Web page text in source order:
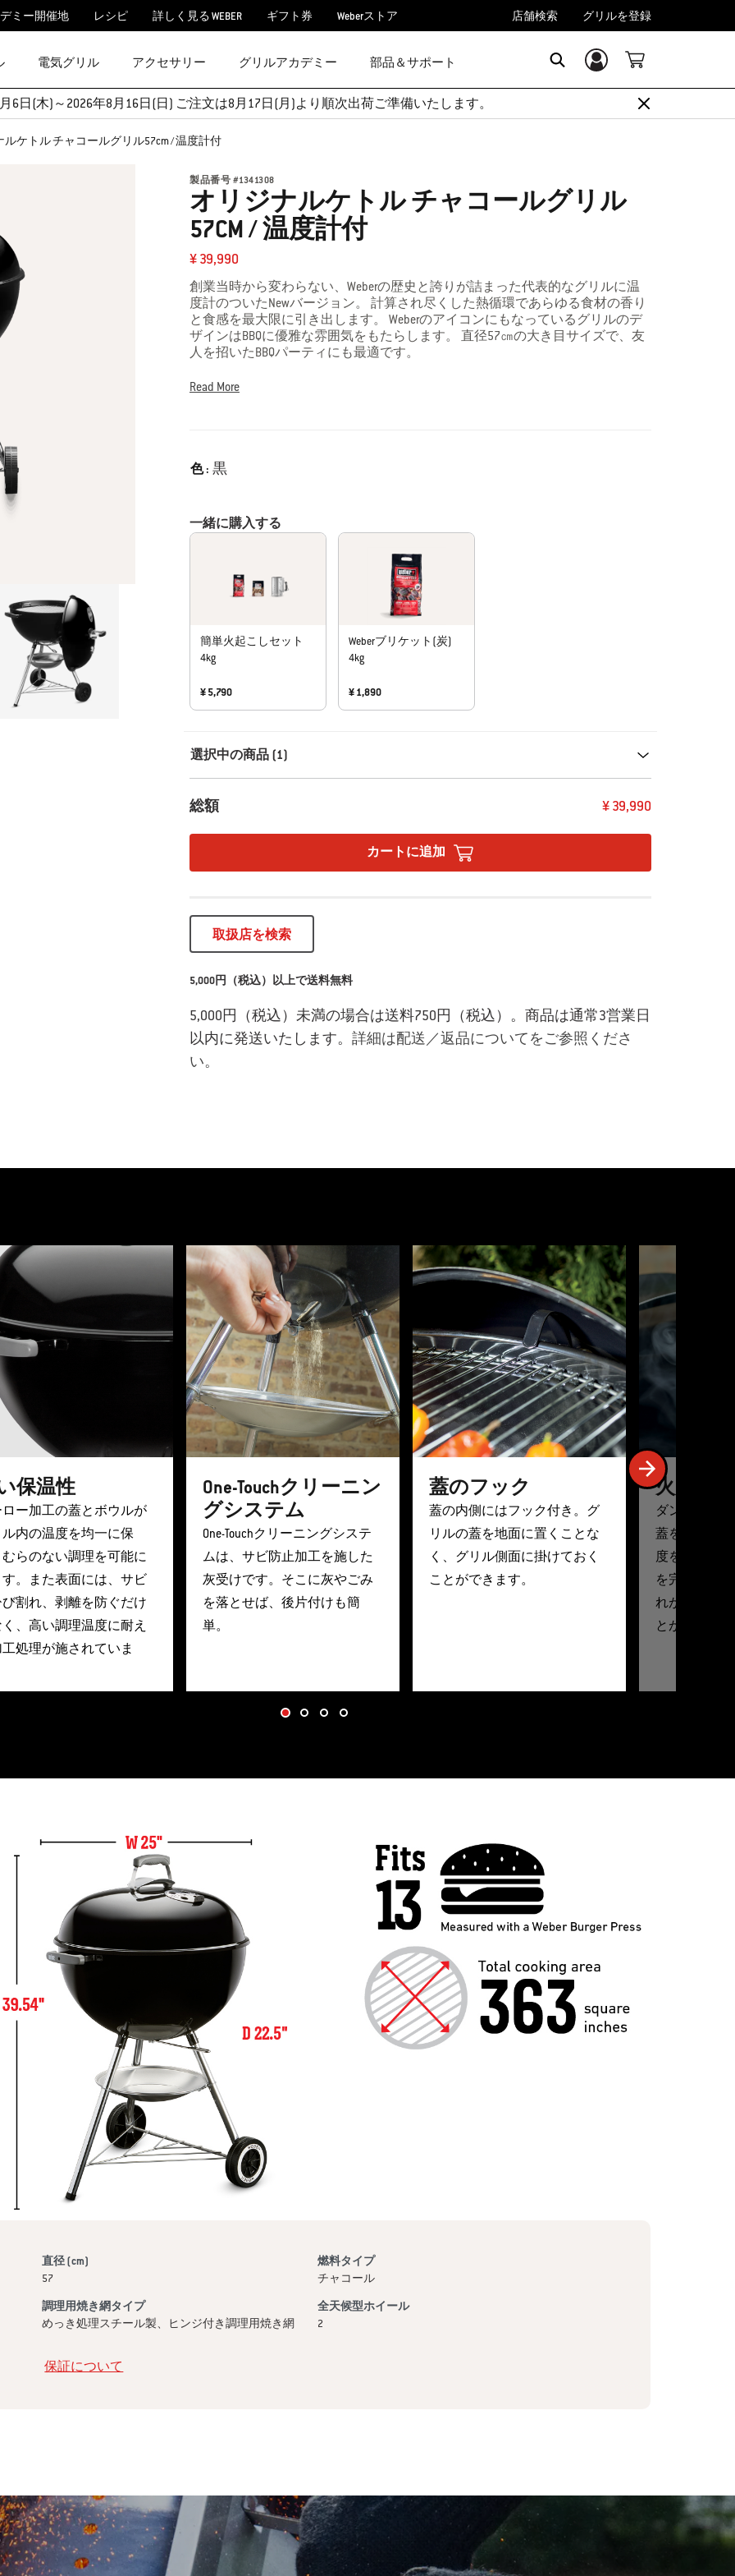
ミー開催地 レシピ 詳しく見る WEBER ギフト券 Weberストア 店舗検索 グリルを登録
電気グリル アクセサリー グリルアカデミー 部品＆サポート ログイン／登録
6日(木)～2026年8月16日(日) ご注文は8月17日(月)より順次出荷ご準備いたします。
ルケトル チャコールグリル57cm / 温度計付
製品番号 #1341308
オリジナルケトル チャコールグリル
57CM / 温度計付
¥ 39,990
創業当時から変わらない、Weberの歴史と誇りが詰まった代表的なグリルに温
度計のついたNewバージョン。 計算され尽くした熱循環であらゆる食材の香り
と食感を最大限に引き出します。 Weberのアイコンにもなっているグリルのデ
ザインはBBQに優雅な雰囲気をもたらします。 直径57㎝の大き目サイズで、友
人を招いたBBQパーティにも最適です。
Read More
Color
色 : 黒
一緒に購入する
簡単火起こしセット
4kg
¥ 5,790
Weberブリケット(炭)
4kg
¥ 1,890
選択中の商品 (1)
総額 ¥ 39,990
カートに追加
取扱店を検索
5,000円（税込）以上で送料無料
5,000円（税込）未満の場合は送料750円（税込）。商品は通常3営業日
以内に発送いたします。 詳細は配送／返品についてをご参照くださ
い。
品リストのバナーカルーセルです。「次へ」および「前へ」ボタンでナビゲートするか、スライドドットをクリックしてス
保温性
ー加工の蓋とボウルが
内の温度を均一に保
らのない調理を可能に
。また表面には、サビ
割れ、剥離を防ぐだけ
、高い調理温度に耐え
処理が施されていま
One-Touchクリーニン
グシステム
One-Touchクリーニングシステ
ムは、サビ防止加工を施した
灰受けです。そこに灰やごみ
を落とせば、後片付けも簡
単。
蓋のフック
蓋の内側にはフック付き。グ
リルの蓋を地面に置くことな
く、グリル側面に掛けておく
ことができます。
火加減
ダンパーを
蓋を持ち上
度を調節で
を完全に閉
れが断ち切
とができま
直径 (cm)
57
燃料タイプ
チャコール
調理用焼き網タイプ
めっき処理スチール製、ヒンジ付き調理用焼き網
全天候型ホイール
2
保証について